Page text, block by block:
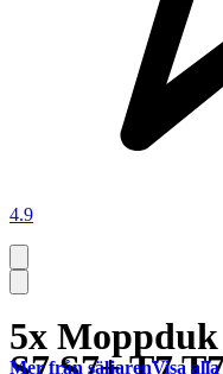
4.9
5x Moppduk
Mer från säljarenVisa alla